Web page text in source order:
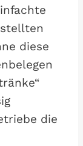
diese
die